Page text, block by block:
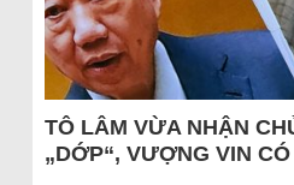
TÔ LÂM VỪA NHẬN
„DỚP“, VƯỢNG VIN